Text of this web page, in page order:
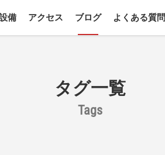
備 アクセス ブログ よくある質問
タグ一覧
Tags